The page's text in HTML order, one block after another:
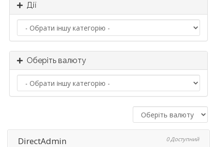
Дії
Оберіть валюту
DirectAdmin 0 Доступний